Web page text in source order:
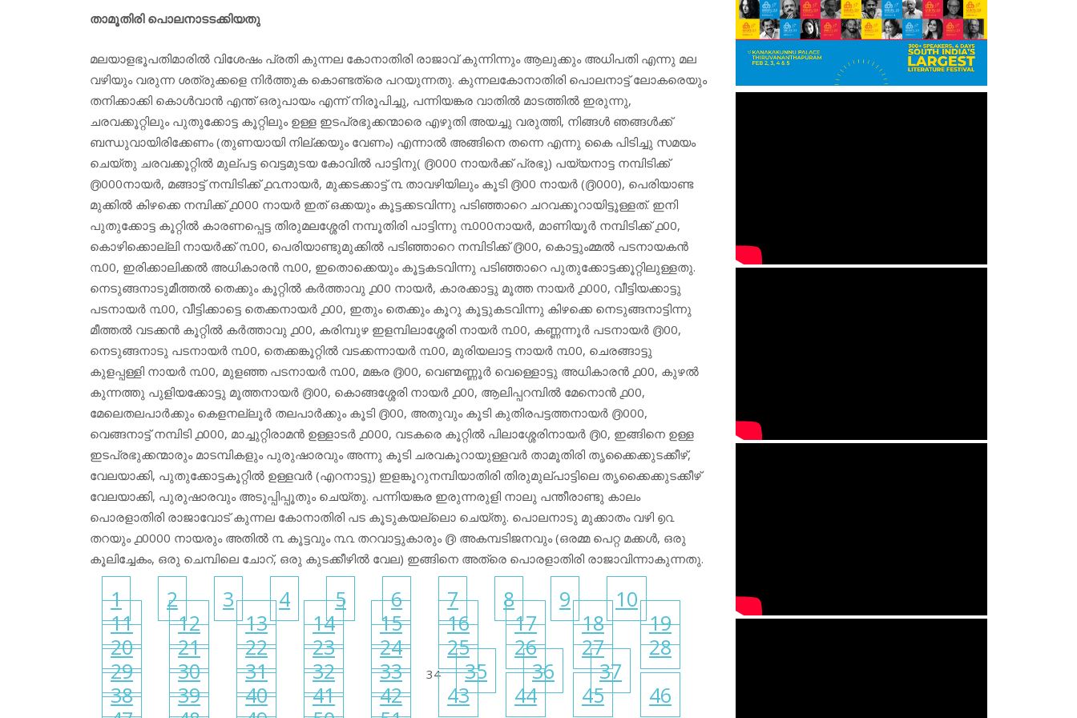
താമൂതിരി പൊലനാടടക്കിയതു
മലയാളഭൂപതിമാരിൽ വിശേഷം പ്രതി കുന്നല കോനാതിരി രാജാവ് കുന്നിന്നും ആലുക്കും അധിപതി എന്നു മല
വഴിയും വരുന്ന ശത്രുക്കളെ നിർത്തുക കൊണ്ടത്രെ പറയുന്നതു. കുന്നലകോനാതിരി പൊലനാട്ട് ലോകരെയും
തനിക്കാക്കി കൊൾവാൻ എന്ത് ഒരുപായം എന്ന് നിരൂപിച്ചു, പന്നിയങ്കര വാതിൽ മാടത്തിൽ ഇരുന്നു,
ചരവക്കൂറ്റിലും പുതുക്കോട്ട കൂറ്റിലും ഉള്ള ഇടപ്രഭുക്കന്മാരെ എഴുതി അയച്ചു വരുത്തി, നിങ്ങൾ ഞങ്ങൾക്ക്
ബന്ധുവായിരിക്കേണം (തുണയായി നില്ക്കയും വേണം) എന്നാൽ അങ്ങിനെ തന്നെ എന്നു കൈ പിടിച്ചു സമയം
ചെയ്തു ചരവക്കൂറ്റിൽ മുല്പട്ട വെട്ടമുടയ കോവിൽ പാട്ടിനു( ൫000 നായർക്ക് പ്രഭു) പയ്യനാട്ട നമ്പിടിക്ക്
൫000നായർ, മങ്ങാട്ട് നമ്പിടിക്ക് ൧൨നായർ, മുക്കടക്കാട്ട് ൩ താവഴിയിലും കൂടി ൫00 നായർ (൫000), പെരിയാണ്ട
മുക്കിൽ കിഴക്കെ നമ്പിക്ക് ൧000 നായർ ഇത് ഒക്കയും കൂട്ടക്കടവിന്നു പടിഞ്ഞാറെ ചറവക്കൂറായിട്ടൂള്ളത്. ഇനി
പുതുക്കോട്ട കൂറ്റിൽ കാരണപ്പെട്ട തിരുമലശ്ശേരി നമ്പൂതിരി പാട്ടിന്നു ൩000നായർ, മാണിയൂർ നമ്പിടിക്ക് ൧00,
കൊഴിക്കൊല്ലി നായർക്ക് ൩00, പെരിയാണ്ടുമുക്കിൽ പടിഞ്ഞാറെ നമ്പിടിക്ക് ൫00, കൊട്ടുംമ്മൽ പടനായകൻ
൩00, ഇരിക്കാലിക്കൽ അധികാരൻ ൩00, ഇതൊക്കെയും കൂട്ടകടവിന്നു പടിഞ്ഞാറെ പുതുക്കോട്ടക്കൂറ്റിലുള്ളതു.
നെടുങ്ങനാടുമീത്തൽ തെക്കും കൂറ്റിൽ കർത്താവു ൧00 നായർ, കാരക്കാട്ടു മൂത്ത നായർ ൧000, വീട്ടിയക്കാട്ടു
പടനായർ ൩00, വീട്ടിക്കാട്ടെ തെക്കനായർ ൧00, ഇതും തെക്കും കൂറു കൂട്ടുകടവിന്നു കിഴക്കെ നെടുങ്ങനാട്ടിന്നു
മീത്തൽ വടക്കൻ കൂറ്റിൽ കർത്താവു ൧00, കരിമ്പുഴ ഇളമ്പിലാശ്ശേരി നായർ ൩00, കണ്ണന്നൂർ പടനായർ ൫00,
നെടുങ്ങനാടു പടനായർ ൩00, തെക്കങ്കൂറ്റിൽ വടക്കന്നായർ ൩00, മുരിയലാട്ട നായർ ൩00, ചെരങ്ങാട്ടു
കുളപ്പള്ളി നായർ ൩00, മുളഞ്ഞ പടനായർ ൩00, മങ്കര ൫00, വെണ്മണ്ണൂർ വെള്ളൊട്ടു അധികാരൻ ൧00, കുഴൽ
കുന്നത്തു പുളിയക്കോട്ടു മൂത്തനായർ ൫00, കൊങ്ങശ്ശേരി നായർ ൧00, ആലിപ്പറമ്പിൽ മേനൊൻ ൧00,
മേലെതലപാർക്കും കെളനല്ലൂർ തലപാർക്കും കൂടി ൫00, അതുവും കൂടി കുതിരപട്ടത്തനായർ ൫000,
വെങ്ങനാട്ട് നമ്പിടി ൧000, മാച്ചുറ്റിരാമൻ ഉള്ളാടർ ൧000, വടകരെ കൂറ്റിൽ പിലാശ്ശേരിനായർ ൫0, ഇങ്ങിനെ ഉള്ള
ഇടപ്രഭുക്കന്മാരും മാടമ്പികളും പുരുഷാരവും അന്നു കൂടി ചരവകൂറായുള്ളവർ താമൂതിരി തൃക്കൈക്കുടക്കീഴ്,
വേലയാക്കി, പുതുക്കോട്ടകൂറ്റിൽ ഉള്ളവർ (എറനാട്ടു) ഇളങ്കൂറുനമ്പിയാതിരി തിരുമുല്പാട്ടിലെ തൃക്കൈക്കുടക്കീഴ്
വേലയാക്കി, പുരുഷാരവും അടുപ്പിപ്പൂതും ചെയ്തു. പന്നിയങ്കര ഇരുന്നരുളി നാലു പന്തീരാണ്ടു കാലം
പൊരളാതിരി രാജാവോട് കുന്നല കോനാതിരി പട കൂടുകയല്ലൊ ചെയ്തു. പൊലനാടു മുക്കാതം വഴി ൭൨
തറയും ൧0000 നായരും അതിൽ ൩ കൂട്ടവും ൩൨ തറവാട്ടുകാരും ൫ അകമ്പടിജനവും (ഒരമ്മ പെറ്റ മക്കൾ, ഒരു
കൂലിച്ചേകം, ഒരു ചെമ്പിലെ ചോറ്, ഒരു കുടക്കീഴിൽ വേല) ഇങ്ങിനെ അത്രെ പൊരളാതിരി രാജാവിന്നാകുന്നതു.
1 2 3 4 5 6 7 8 9
10
11
12 13 14 15 16 17 18
19
20
21 22 23 24 25 26 27
28
29
30 31 32 33 34 35 36
37
38
39 40 41 42 43 44 45
46